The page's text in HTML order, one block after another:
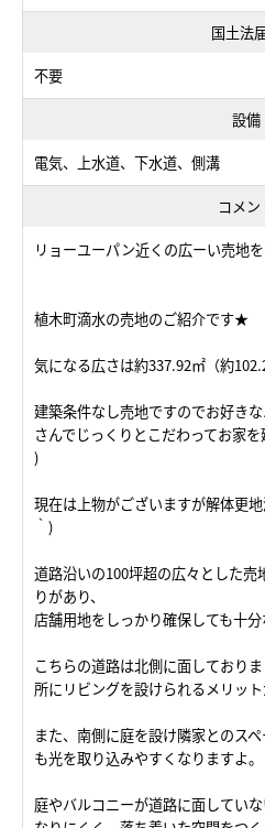
国土法
不要
設備
電気、上水道、下水道、側溝
コメン
リョーユーパン近くの広ーい売地
植木町滴水の売地のご紹介です★
気になる広さは約337.92㎡（約
建築条件なし売地ですのでお好き
さんでじっくりとこだわってお家
)
現在は上物がございますが解体更
｀)
道路沿いの100坪超の広々とした売
りがあり、
店舗用地をしっかり確保しても十
こちらの道路は北側に面しており
所にリビングを設けられるメリッ
また、南側に庭を設け隣家とのス
も光を取り込みやすくなりますよ。
庭やバルコニーが道路に面してい